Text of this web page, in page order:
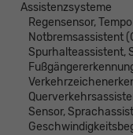
Assistenzsysteme
Regensensor,
Notbremsassistent
Spurhalteassistent,
Sensor,